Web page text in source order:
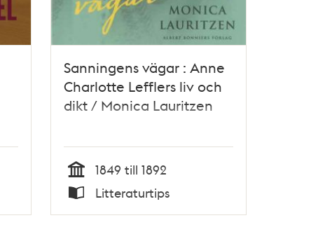
Sanningens vägar : Anne
Charlotte Lefflers liv och
dikt / Monica Lauritzen
Tid
1849 till 1892
Litteraturtips